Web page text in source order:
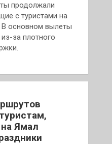
продолжали
с туристами на
В основном вылеты
за плотного
Ямал